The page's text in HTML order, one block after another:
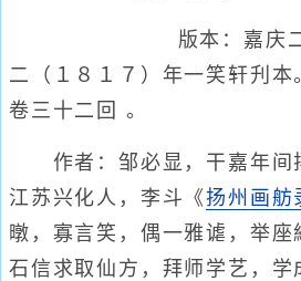
版本：嘉庆
二（１８１７）年一笑轩刋本
卷三十二回 。
作者：邹必显，干嘉年间
江苏兴化人，李斗《扬州画舫
暾，寡言笑，偶一雅谑，举座
石信求取仙方，拜师学艺，学